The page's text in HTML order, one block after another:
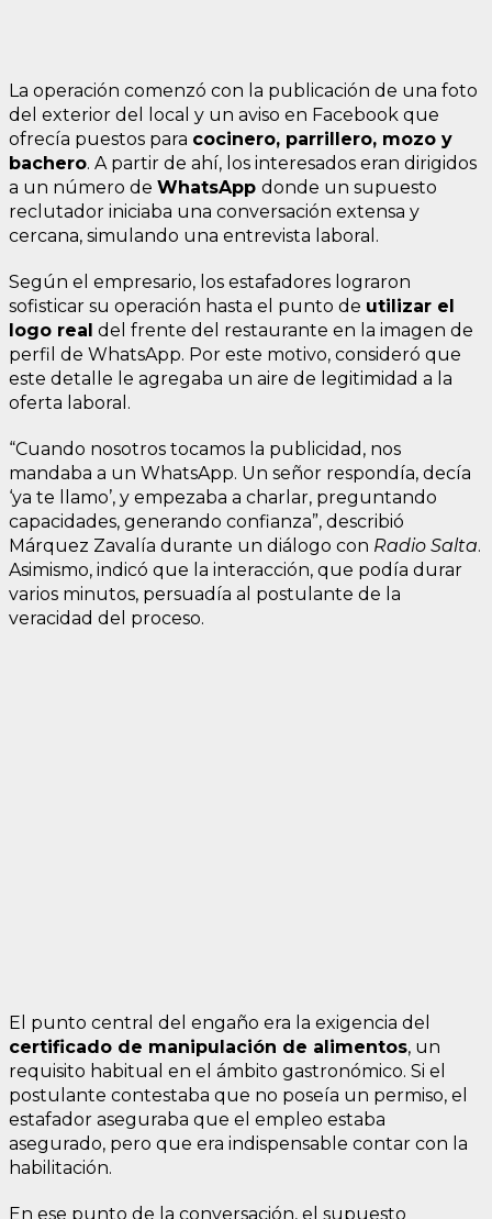
La operación comenzó con la publicación de una foto
del exterior del local y un aviso en Facebook que
ofrecía puestos para cocinero, parrillero, mozo y
bachero. A partir de ahí, los interesados eran dirigidos
a un número de WhatsApp donde un supuesto
reclutador iniciaba una conversación extensa y
cercana, simulando una entrevista laboral.
Según el empresario, los estafadores lograron
sofisticar su operación hasta el punto de utilizar el
logo real del frente del restaurante en la imagen de
perfil de WhatsApp. Por este motivo, consideró que
este detalle le agregaba un aire de legitimidad a la
oferta laboral.
“Cuando nosotros tocamos la publicidad, nos
mandaba a un WhatsApp. Un señor respondía, decía
‘ya te llamo’, y empezaba a charlar, preguntando
capacidades, generando confianza”, describió
Márquez Zavalía durante un diálogo con Radio Salta.
Asimismo, indicó que la interacción, que podía durar
varios minutos, persuadía al postulante de la
veracidad del proceso.
El punto central del engaño era la exigencia del
certificado de manipulación de alimentos, un
requisito habitual en el ámbito gastronómico. Si el
postulante contestaba que no poseía un permiso, el
estafador aseguraba que el empleo estaba
asegurado, pero que era indispensable contar con la
habilitación.
En ese punto de la conversación, el supuesto